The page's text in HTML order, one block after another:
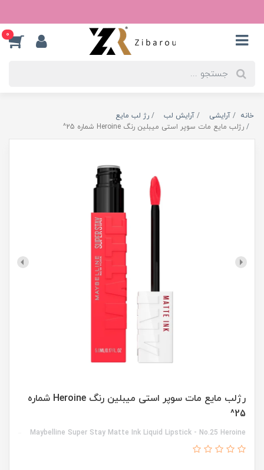
0
خانه آرایشی آرایش لب
رژ لب مایع
رژلب مایع مات سوپر استی میبلین رنگ Heroine شماره 25^
رژلب مایع مات سوپر استی میبلین رنگ Heroine شماره
25^
Maybelline Super Stay Matte Ink Liquid Lipstick - No.25 Heroine